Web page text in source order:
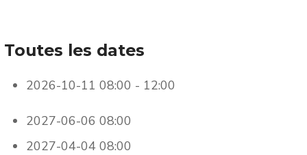
Toutes les dates
2026-10-11 08:00 - 12:00
2027-06-0608:00
2027-04-0408:00